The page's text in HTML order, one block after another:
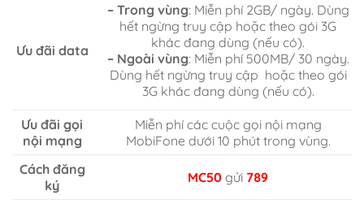
Ưu đãi data
– Trong vùng: Miễn phí 2GB/ ngày. Dùng
hết ngừng truy cập hoặc theo gói 3G
khác đang dùng (nếu có).
– Ngoài vùng: Miễn phí 500MB/ 30 ngày.
Dùng hết ngừng truy cập hoặc theo gói
3G khác đang dùng (nếu có).
Ưu đãi gọi
nội mạng
Miễn phí các cuộc gọi nội mạng
MobiFone dưới 10 phút trong vùng.
Cách đăng
ký
MC50gửi 789